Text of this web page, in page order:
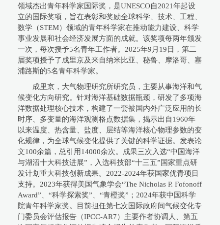
领域杰出青年科学家国际奖，是UNESCO自2021年起设
立的国际奖项，旨在表彰和奖励全球科学、技术、工程、
数学（STEM）领域的青年科学家在推动能力建设、科学
事业发展和社会经济发展方面的成就。该奖项每两年颁发
一次，每次授予5名青年工作者。2025年9月19日，第二
届奖项授予了成里京及来自纳米比亚、秘鲁、摩洛哥、塞
浦路斯的5名青年科学家。
成里京，大气物理研究所研究员，主要从事海洋和气
候变化方向研究。针对海洋基础数据瓶颈，研发了多项海
洋数据处理核心技术，构建了一套被国内外广泛应用的长
时序、多变量的海洋观测格点数据集，揭示出自1960年
以来温度、热含量、盐度、层结等海洋核心物理参数的变
化规律，为全球气候变化提供了关键的科学证据。发表论
文100余篇，总引用14000余次。成果三次入选“中国海洋
与湖沼十大科技进展”，入选科技部“十三五”国家重点研
发计划重大科技创新成果。2022-2024年获国家优青项目
支持。2023年获得美国气象学会“The Nicholas P. Fofonoff
Award”、“科学探索奖”、“青橙奖”；2024年获中国科学
院青年科学家奖。目前担任第七次国际政府间气候变化专
门委员会评估报告（IPCC-AR7）主要作者协调人、第五